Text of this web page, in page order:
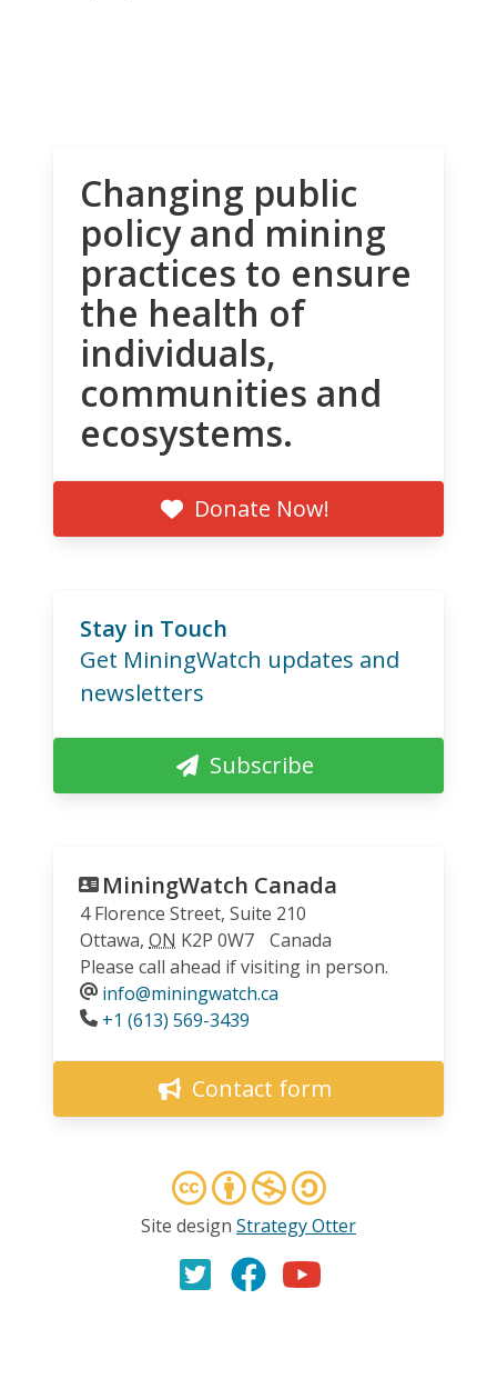
Changing public
policy and mining
practices to ensure
the health of
individuals,
communities and
ecosystems.
Donate Now!
Stay in Touch
Get MiningWatch updates and
newsletters
Subscribe
MiningWatch Canada
4 Florence Street, Suite 210
Ottawa, ON K2P 0W7
Canada
Please call ahead if visiting in person.
info@miningwatch.ca
Phone
+1 (613) 569-3439
Contact form
Site design Strategy Otter